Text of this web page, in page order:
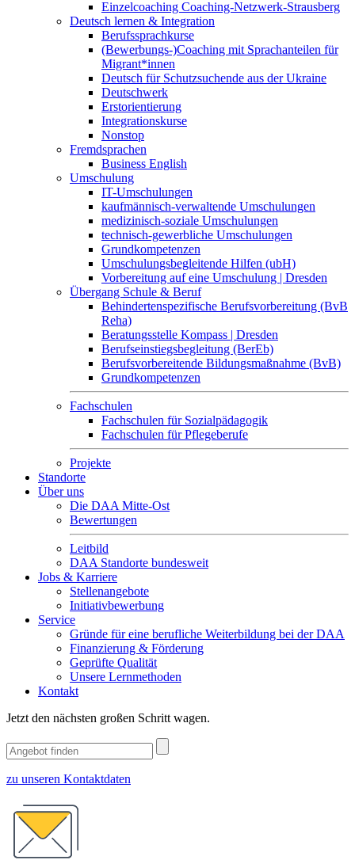
Einzelcoaching Coaching-Netzwerk-Strausberg
Deutsch lernen & Integration
Berufssprachkurse
(Bewerbungs-)Coaching mit Sprachanteilen für
Migrant*innen
Deutsch für Schutzsuchende aus der Ukraine
Deutschwerk
Erstorientierung
Integrationskurse
Nonstop
Fremdsprachen
Business English
Umschulung
IT-Umschulungen
kaufmännisch-verwaltende Umschulungen
medizinisch-soziale Umschulungen
technisch-gewerbliche Umschulungen
Grundkompetenzen
Umschulungsbegleitende Hilfen (ubH)
Vorbereitung auf eine Umschulung | Dresden
Übergang Schule & Beruf
Behindertenspezifische Berufsvorbereitung (BvB
Reha)
Beratungsstelle Kompass | Dresden
Berufseinstiegsbegleitung (BerEb)
Berufsvorbereitende Bildungsmaßnahme (BvB)
Grundkompetenzen
Fachschulen
Fachschulen für Sozialpädagogik
Fachschulen für Pflegeberufe
Projekte
Standorte
Über uns
Die DAA Mitte-Ost
Bewertungen
Leitbild
DAA Standorte bundesweit
Jobs & Karriere
Stellenangebote
Initiativbewerbung
Service
Gründe für eine berufliche Weiterbildung bei der DAA
Finanzierung & Förderung
Geprüfte Qualität
Unsere Lernmethoden
Kontakt
Jetzt den nächsten großen Schritt wagen.
zu unseren Kontaktdaten